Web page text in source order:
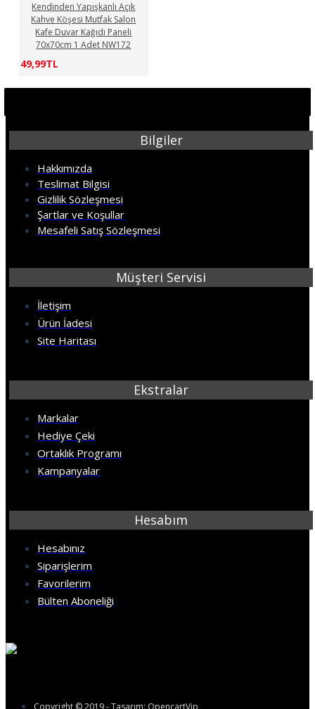
Kendinden Yapışkanlı Açık
Kahve Köşesi Mutfak Salon
Kafe Duvar Kağıdı Paneli
70x70cm 1 Adet NW172
49,99TL
Bilgiler
Hakkımızda
Teslimat Bilgisi
Gizlilik Sözleşmesi
Şartlar ve Koşullar
Mesafeli Satış Sözleşmesi
Müşteri Servisi
İletişim
Ürün İadesi
Site Haritası
Ekstralar
Markalar
Hediye Çeki
Ortaklık Programı
Kampanyalar
Hesabım
Hesabınız
Siparişlerim
Favorilerim
Bülten Aboneliği
Copyright © 2019 - Tasarım: OpencartVip